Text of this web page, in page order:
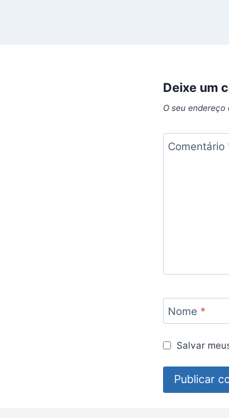
Deixe um
O seu endereço
Comentário
Nome *
Salvar